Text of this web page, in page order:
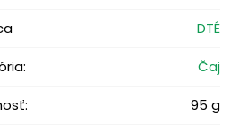
DTÉ
Čaj
95 g